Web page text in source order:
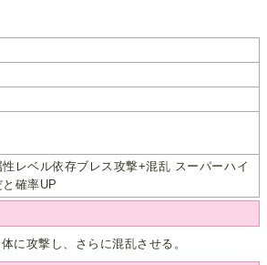
レベル依存ブレス攻撃+混乱 スーパーハイ
確率UP
に攻撃し、さらに混乱させる。